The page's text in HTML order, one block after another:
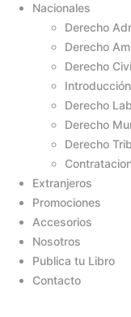
Nacionales
Derecho
Derecho
Derecho
Derecho
Derecho
Derecho
Extranjeros
Promociones
Accesorios
Nosotros
Publica tu Libro
Contacto